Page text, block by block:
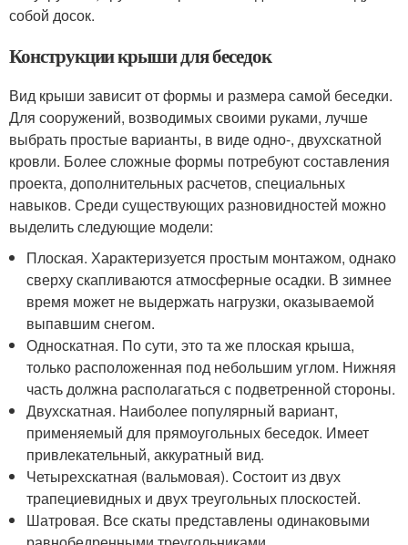
собой досок.
Конструкции крыши для беседок
Вид крыши зависит от формы и размера самой беседки.
Для сооружений, возводимых своими руками, лучше
выбрать простые варианты, в виде одно-, двухскатной
кровли. Более сложные формы потребуют составления
проекта, дополнительных расчетов, специальных
навыков. Среди существующих разновидностей можно
выделить следующие модели:
Плоская. Характеризуется простым монтажом, однако
сверху скапливаются атмосферные осадки. В зимнее
время может не выдержать нагрузки, оказываемой
выпавшим снегом.
Односкатная. По сути, это та же плоская крыша,
только расположенная под небольшим углом. Нижняя
часть должна располагаться с подветренной стороны.
Двухскатная. Наиболее популярный вариант,
применяемый для прямоугольных беседок. Имеет
привлекательный, аккуратный вид.
Четырехскатная (вальмовая). Состоит из двух
трапециевидных и двух треугольных плоскостей.
Шатровая. Все скаты представлены одинаковыми